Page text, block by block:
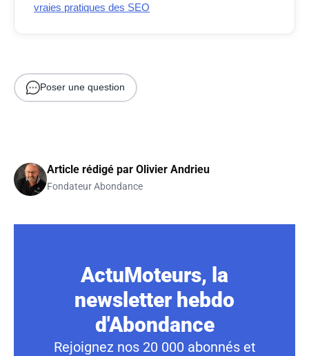
vraies pratiques des SEO
Poser une question
Article rédigé par Olivier Andrieu
Fondateur Abondance
ActuMoteurs, la
newsletter hebdo
d'Abondance
Rejoignez nos 20 000 abonnés et